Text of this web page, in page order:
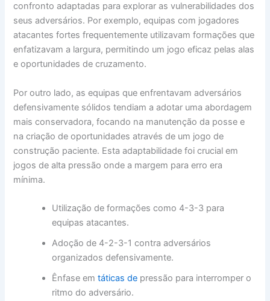
confronto adaptadas para explorar as vulnerabilidades dos
seus adversários. Por exemplo, equipas com jogadores
atacantes fortes frequentemente utilizavam formações que
enfatizavam a largura, permitindo um jogo eficaz pelas alas
e oportunidades de cruzamento.
Por outro lado, as equipas que enfrentavam adversários
defensivamente sólidos tendiam a adotar uma abordagem
mais conservadora, focando na manutenção da posse e
na criação de oportunidades através de um jogo de
construção paciente. Esta adaptabilidade foi crucial em
jogos de alta pressão onde a margem para erro era
mínima.
Utilização de formações como 4-3-3 para
equipas atacantes.
Adoção de 4-2-3-1 contra adversários
organizados defensivamente.
Ênfase emtáticas de pressão para interromper o
ritmo do adversário.